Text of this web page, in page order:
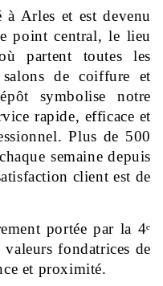
à Arles et est devenu
point central, le lieu
partent toutes les
salons de coiffure et
symbolise notre
rapide, efficace et
Plus de 500
semaine depuis
client est de
portée par la 4ᵉ
fondatrices de
et proximité.